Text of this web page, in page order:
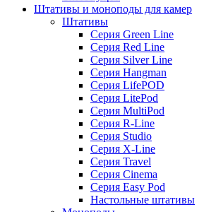
Штативы и моноподы для камер
Штативы
Серия Green Line
Серия Red Line
Серия Silver Line
Серия Hangman
Серия LifePOD
Серия LitePod
Серия MultiPod
Серия R-Line
Серия Studio
Серия X-Line
Серия Travel
Серия Cinema
Серия Easy Pod
Настольные штативы